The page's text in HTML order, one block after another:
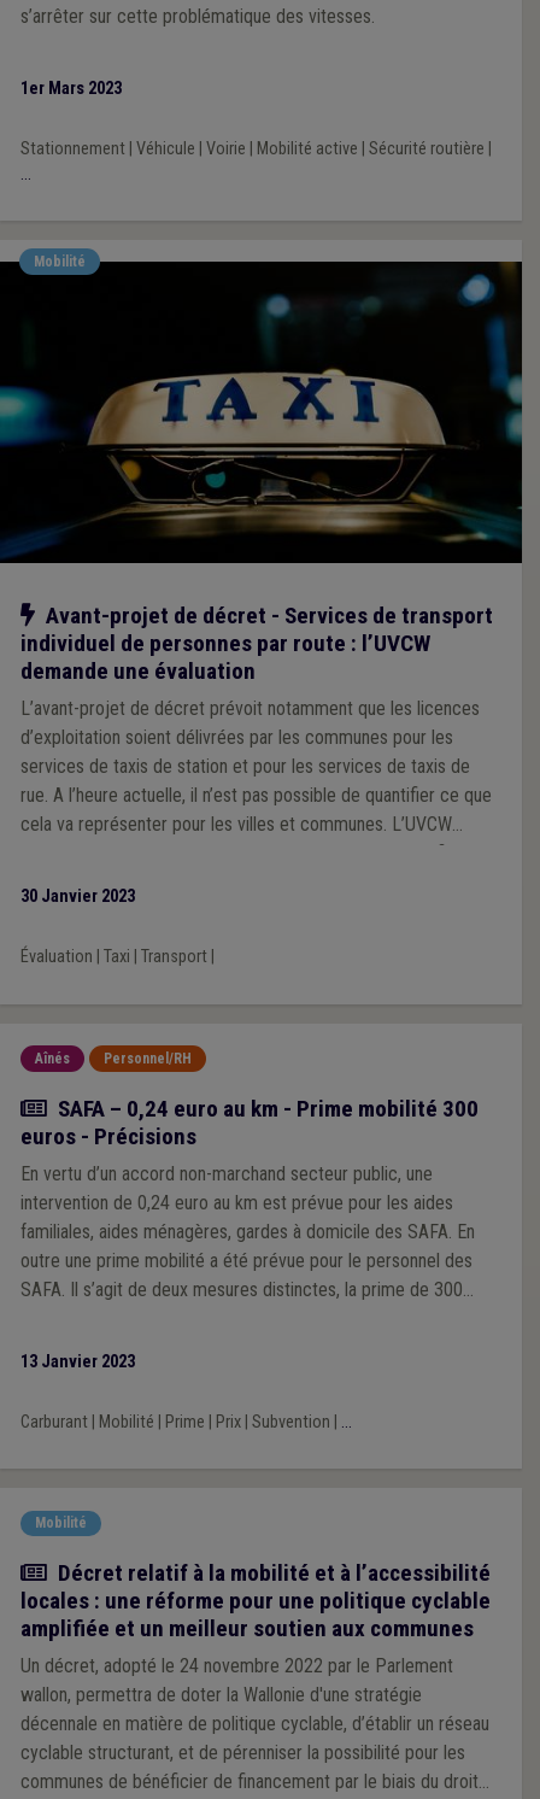
s’arrêter sur cette problématique des vitesses.
1er Mars 2023
Stationnement| Véhicule Voirie Mobilité active Sécurité routière
...
Mobilité
Notre action
Avant-projet de décret - Services de transport
individuel de personnes par route : l’UVCW
demande une évaluation
L’avant-projet de décret prévoit notamment que les licences
d’exploitation soient délivrées par les communes pour les
services de taxis de station et pour les services de taxis de
rue. A l’heure actuelle, il n’est pas possible de quantifier ce que
cela va représenter pour les villes et communes. L’UVCW
30 Janvier 2023
Évaluation Taxi Transport|
Aînés Personnel/RH
Actualité
SAFA – 0,24 euro au km - Prime mobilité 300
euros - Précisions
En vertu d’un accord non-marchand secteur public, une
intervention de 0,24 euro au km est prévue pour les aides
familiales, aides ménagères, gardes à domicile des SAFA. En
outre une prime mobilité a été prévue pour le personnel des
SAFA. Il s’agit de deux mesures distinctes, la prime de 300
13 Janvier 2023
Carburant| Mobilité Prime Prix| Subvention ...
Mobilité
Actualité
Décret relatif à la mobilité et à l’accessibilité
locales : une réforme pour une politique cyclable
amplifiée et un meilleur soutien aux communes
Un décret, adopté le 24 novembre 2022 par le Parlement
wallon, permettra de doter la Wallonie d'une stratégie
décennale en matière de politique cyclable, d’établir un réseau
cyclable structurant, et de pérenniser la possibilité pour les
communes de bénéficier de financement par le biais du droit